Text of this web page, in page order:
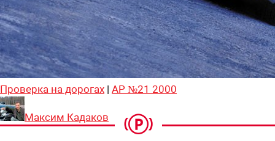
Проверка на дорогах | АР №21 2000
Максим Кадаков